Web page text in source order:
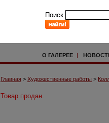
Поиск
О ГАЛЕРЕЕ |
Главная > Художественные работы >
Товар продан.